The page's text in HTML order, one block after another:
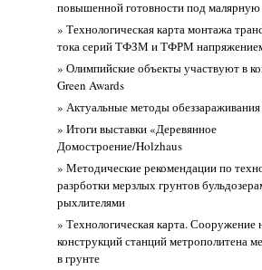
повышенной готовности под малярную
» Технологическая карта монтажа
тока серий ТФЗМ и ТФРМ
» Олимпийские объекты участвуют в
Green Awards
» Актуальные методы
» Итоги выставки «Деревянное
Домостроение/Holzhaus
» Методические рекомендации по
разрботки мерзлых грунтов
рыхлителями
» Технологическая карта. Сооружение
конструкций станций метрополитена
в грунте